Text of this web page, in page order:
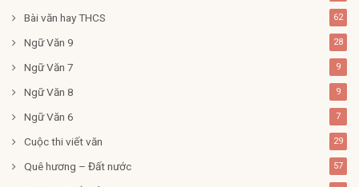
Bài văn hay THCS 62
Ngữ Văn 9 28
Ngữ Văn 7 9
Ngữ Văn 8 9
Ngữ Văn 6 7
Cuộc thi viết văn 29
Quê hương – Đất nước 57